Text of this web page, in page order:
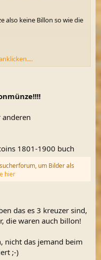
also keine Billon so wie die
um Bilder
1801-1900 buch
um Bilder als
hier
das es 3 kreuzer sind,
die waren auch billon!
nicht das jemand beim
;-)